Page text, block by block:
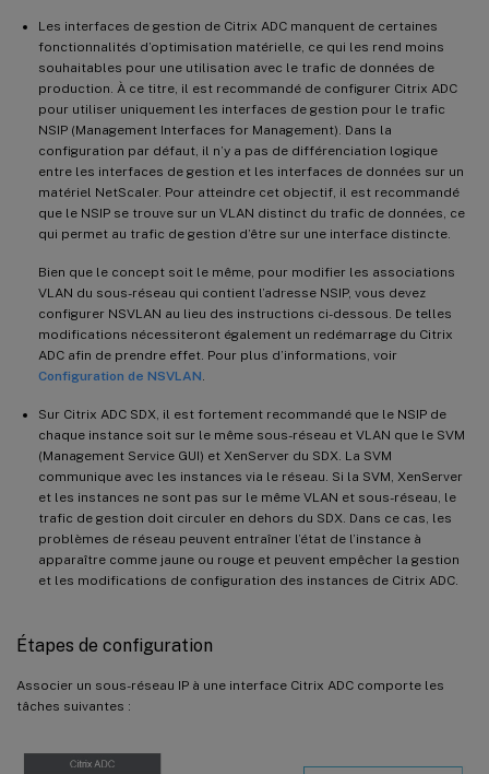
Les interfaces de gestion de Citrix ADC manquent de certaines
fonctionnalités d’optimisation matérielle, ce qui les rend moins
souhaitables pour une utilisation avec le trafic de données de
production. À ce titre, il est recommandé de configurer Citrix ADC
pour utiliser uniquement les interfaces de gestion pour le trafic
NSIP (Management Interfaces for Management). Dans la
configuration par défaut, il n’y a pas de différenciation logique
entre les interfaces de gestion et les interfaces de données sur un
matériel NetScaler. Pour atteindre cet objectif, il est recommandé
que le NSIP se trouve sur un VLAN distinct du trafic de données, ce
qui permet au trafic de gestion d’être sur une interface distincte.
Bien que le concept soit le même, pour modifier les associations
VLAN du sous-réseau qui contient l’adresse NSIP, vous devez
configurer NSVLAN au lieu des instructions ci-dessous. De telles
modifications nécessiteront également un redémarrage du Citrix
ADC afin de prendre effet. Pour plus d’informations, voir
Configuration de NSVLAN.
Sur Citrix ADC SDX, il est fortement recommandé que le NSIP de
chaque instance soit sur le même sous-réseau et VLAN que le SVM
(Management Service GUI) et XenServer du SDX. La SVM
communique avec les instances via le réseau. Si la SVM, XenServer
et les instances ne sont pas sur le même VLAN et sous-réseau, le
trafic de gestion doit circuler en dehors du SDX. Dans ce cas, les
problèmes de réseau peuvent entraîner l’état de l’instance à
apparaître comme jaune ou rouge et peuvent empêcher la gestion
et les modifications de configuration des instances de Citrix ADC.
Étapes de configuration
Associer un sous-réseau IP à une interface Citrix ADC comporte les
tâches suivantes :